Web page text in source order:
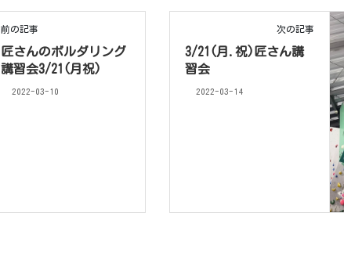
前の記事
匠さんのボルダリング
講習会3/21(月祝)
2022-03-10
次の記事
3/21(月.祝)匠さん講
習会
2022-03-14